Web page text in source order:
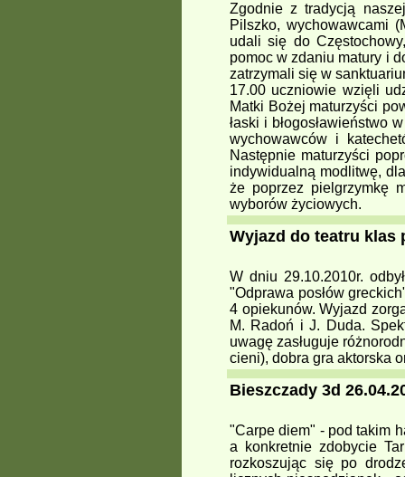
Zgodnie z tradycją
Pilszko, wychowawcami
udali się do
pomoc w zdaniu matury i
zatrzymali się w
17.00 uczniowie wzięli
Matki Bożej maturzyści
łaski i błogosławieństwo
wychowawców i
Następnie maturzyści
indywidualną modlitwę,
że poprzez pielgrzymkę
wyborów życiowych.
Wyjazd do teatru klas
W dniu 29.10.2010r.
"Odprawa posłów
4 opiekunów. Wyjazd
M. Radoń i J. Duda.
uwagę zasługuje
cieni), dobra gra aktorska
Bieszczady 3d
"Carpe diem" - pod takim
a konkretnie zdobycie
rozkoszując się po